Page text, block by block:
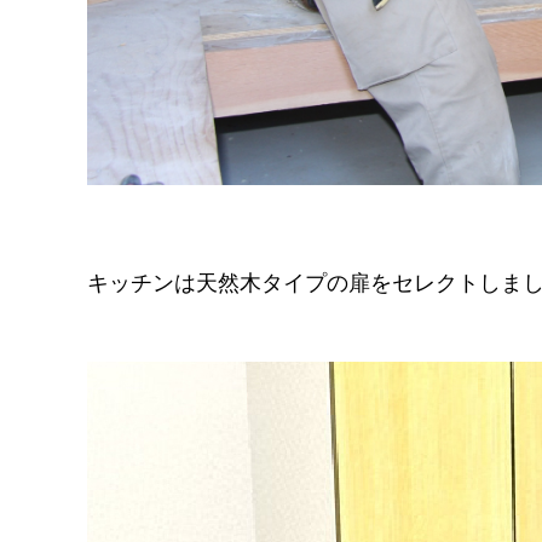
キッチンは天然木タイプの扉をセレクトしま